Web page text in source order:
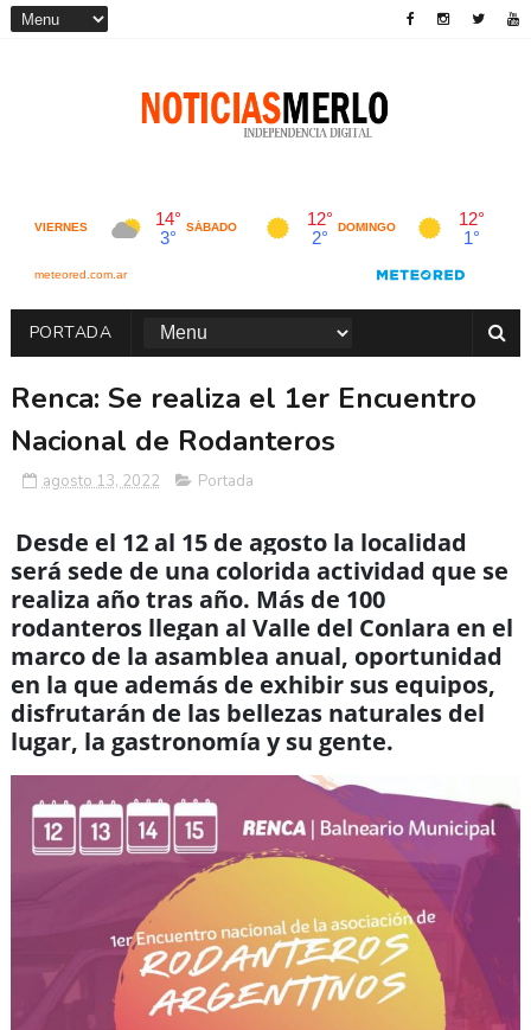
PORTADA
Renca: Se realiza el 1er Encuentro
Nacional de Rodanteros
agosto 13, 2022 Portada
Desde el 12 al 15 de agosto la localidad
será sede de una colorida actividad que se
realiza año tras año. Más de 100
rodanteros llegan al Valle del Conlara en el
marco de la asamblea anual, oportunidad
en la que además de exhibir sus equipos,
disfrutarán de las bellezas naturales del
lugar, la gastronomía y su gente.